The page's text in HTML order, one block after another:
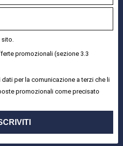
promozionali (sezione 3.3
per la comunicazione a terzi che li
promozionali come precisato